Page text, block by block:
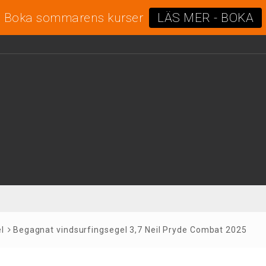
Boka sommarens kurser LÄS MER - BOKA
Begagnat vindsurfingsegel 3,7 Neil Pryde Combat 2025